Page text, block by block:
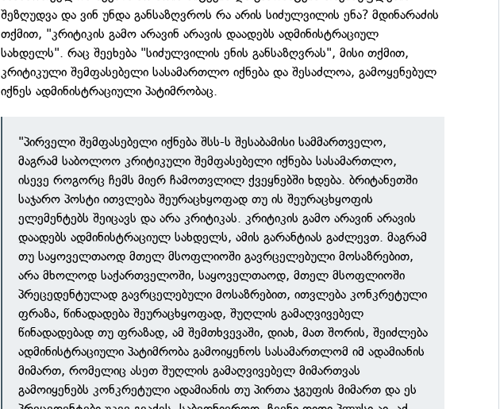
შეზღუდვა და ვინ უნდა განსაზღვროს რა არის სიძულვილის ენა? მდინარაძის
თქმით, "კრიტიკის გამო არავინ არავის დაადებს ადმინისტრაციულ
სახდელს". რაც შეეხება "სიძულვილის ენის განსაზღვრას", მისი თქმით,
კრიტიკული შემფასებელი სასამართლო იქნება და შესაძლოა, გამოყენებულ
იქნეს ადმინისტრაციული პატიმრობაც.
"პირველი შემფასებელი იქნება შსს-ს შესაბამისი სამმართველო,
მაგრამ საბოლოო კრიტიკული შემფასებელი იქნება სასამართლო,
ისევე როგორც ჩემს მიერ ჩამოთვლილ ქვეყნებში ხდება. ბრიტანეთში
საჯარო პოსტი ითვლება შეურაცხყოფად თუ ის შეურაცხყოფის
ელემენტებს შეიცავს და არა კრიტიკას. კრიტიკის გამო არავინ არავის
დაადებს ადმინისტრაციულ სახდელს, ამის გარანტიას გაძლევთ. მაგრამ
თუ საყოველთაოდ მთელ მსოფლიოში გავრცელებული მოსაზრებით,
არა მხოლოდ საქართველოში, საყოველთაოდ, მთელ მსოფლიოში
პრეცედენტულად გავრცელებული მოსაზრებით, ითვლება კონკრეტული
ფრაზა, წინადადება შეურაცხყოფად, შუღლის გამაღვივებელ
წინადადებად თუ ფრაზად, ამ შემთხვევაში, დიახ, მათ შორის, შეიძლება
ადმინისტრაციული პატიმრობა გამოიყენოს სასამართლომ იმ ადამიანის
მიმართ, რომელიც ასეთ შუღლის გამაღვივებელ მიმართვას
გამოიყენებს კონკრეტული ადამიანის თუ პირთა ჯგუფის მიმართ და ეს